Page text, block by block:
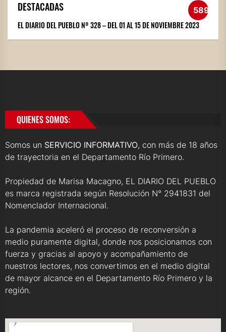
DESTACADAS 589
EL DIARIO DEL PUEBLO Nº 328 – DEL 01 AL 15 DE NOVIEMBRE 2023
QUIENES SOMOS:
Somos un SERVICIO INFORMATIVO, con más de 18 años
de trayectoria en el Departamento Río Primero.
Propiedad de Marisa Macagno, EL DIARIO DEL PUEBLO
es marca registrada según Resolución N° 2941831 del
Nomenclador Internacional.
La pandemia aceleró el proceso de reconversión a
medio puramente digital, donde nos posicionamos con
fuerza y gracias al apoyo y acompañamiento de
nuestros lectores, nos convertimos en el medio digital
de mayor alcance en el Departamento Río Primero y la
región.